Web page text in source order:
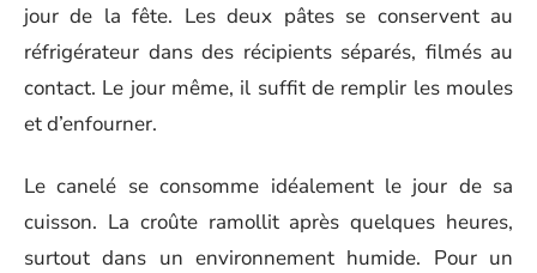
jour de la fête. Les deux pâtes se conservent au
réfrigérateur dans des récipients séparés, filmés au
contact. Le jour même, il suffit de remplir les moules
et d’enfourner.
Le canelé se consomme idéalement le jour de sa
cuisson. La croûte ramollit après quelques heures,
surtout dans un environnement humide. Pour un